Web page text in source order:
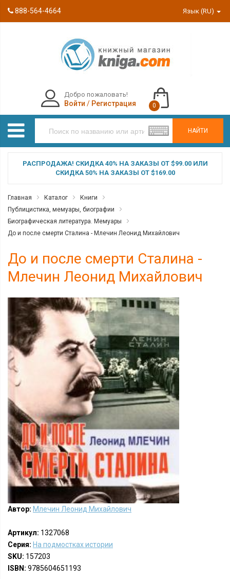
888-564-4664 Язык (RU)
НАЙТИ
Добро пожаловать!
Войти / Регистрация 0
РАСПРОДАЖА! СКИДКА 40% НА ЗАКАЗЫ ОТ $99.00 ИЛИ
СКИДКА 50% НА ЗАКАЗЫ ОТ $169.00
Главная Каталог
Книги
Публицистика, мемуары, биографии
Биографическая литература. Мемуары
До и после смерти Сталина - Млечин Леонид Михайлович
До и после смерти Сталина -
Млечин Леонид Михайлович
Автор: Млечин Леонид Михайлович
Артикул: 1327068
Серия: На подмостках истории
SKU: 157203
ISBN: 9785604651193